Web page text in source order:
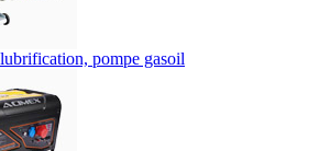
pompe gasoil